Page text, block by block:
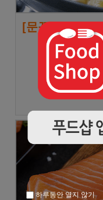
[문꼼꼼]모녀
★8/9 일요일
하루동안 열지 않기